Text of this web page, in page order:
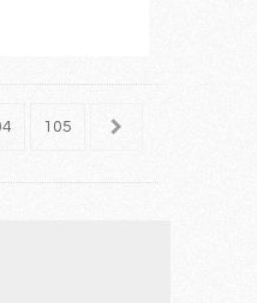
105 106